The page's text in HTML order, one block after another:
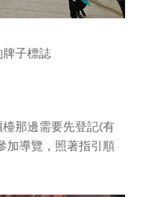
子標誌
那邊需要先登記(有
加導覽，照著指引順